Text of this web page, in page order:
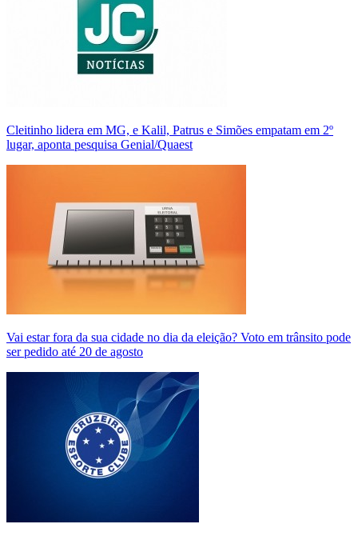
Cleitinho lidera em MG, e Kalil, Patrus e Simões empatam em 2º
lugar, aponta pesquisa Genial/Quaest
Vai estar fora da sua cidade no dia da eleição? Voto em trânsito pode
ser pedido até 20 de agosto